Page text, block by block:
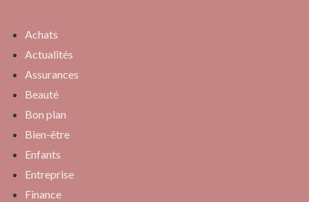
Achats
Actualités
Assurances
Beauté
Bon plan
Bien-être
Enfants
Entreprise
Finance